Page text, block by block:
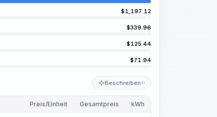
$1,197.12
$339.96
$125.44
$71.94
Beschreiben KI
Preis/Einheit Gesamtpreis kWh